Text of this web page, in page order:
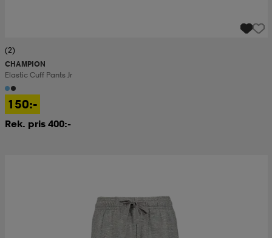
(2)
CHAMPION
Elastic Cuff Pants Jr
150:-
Rek. pris 400:-